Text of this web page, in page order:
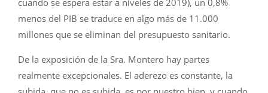
cuando se espera estar a niveles de 2019), un 0,8%
menos del PIB se traduce en algo más de 11.000
millones que se eliminan del presupuesto sanitario.
De la exposición de la Sra. Montero hay partes
realmente excepcionales. El aderezo es constante, la